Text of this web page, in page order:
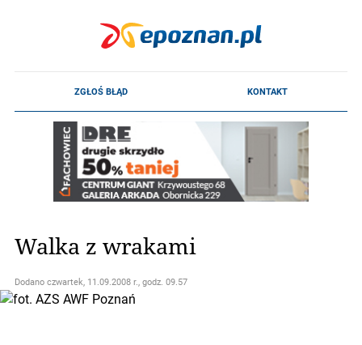
Walka z wrakami
Dodano czwartek, 11.09.2008 r., godz. 09.57